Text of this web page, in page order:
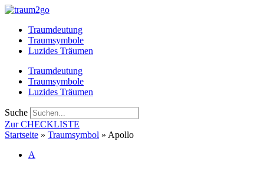
Zum
springenTraumdeutung
Traumsymbole
Luzides Träumen
Traumdeutung
Traumsymbole
Luzides Träumen
Suche
Zur CHECKLISTE
Startseite » Traumsymbol » Apollo
A